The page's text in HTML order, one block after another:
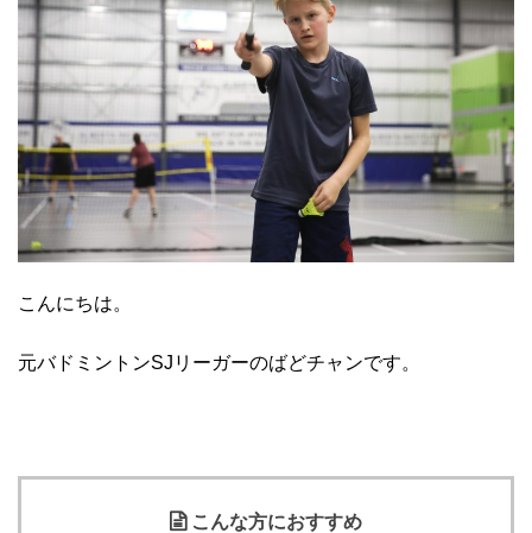
こんにちは。
元バドミントンSJリーガーのばどチャンです。
こんな方におすすめ